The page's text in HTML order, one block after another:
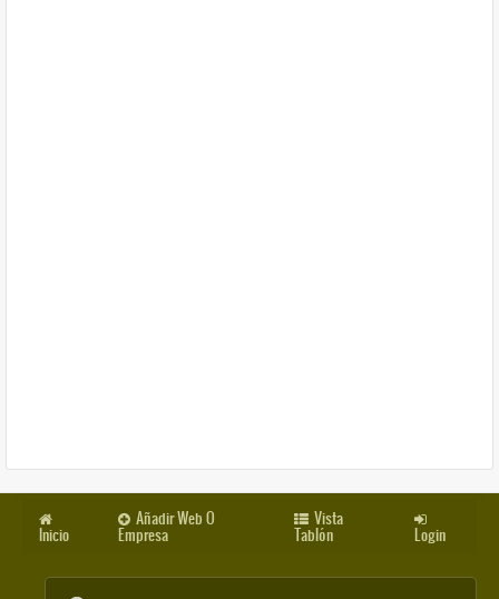
Inicio
Añadir Web O
Empresa
Vista
Tablón Login